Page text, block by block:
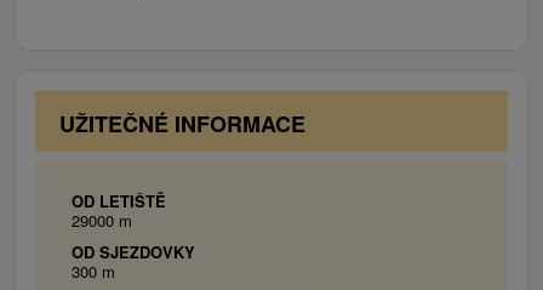
UŽITEČNÉ INFORMACE
OD LETIŠTĚ
29000 m
OD SJEZDOVKY
300 m